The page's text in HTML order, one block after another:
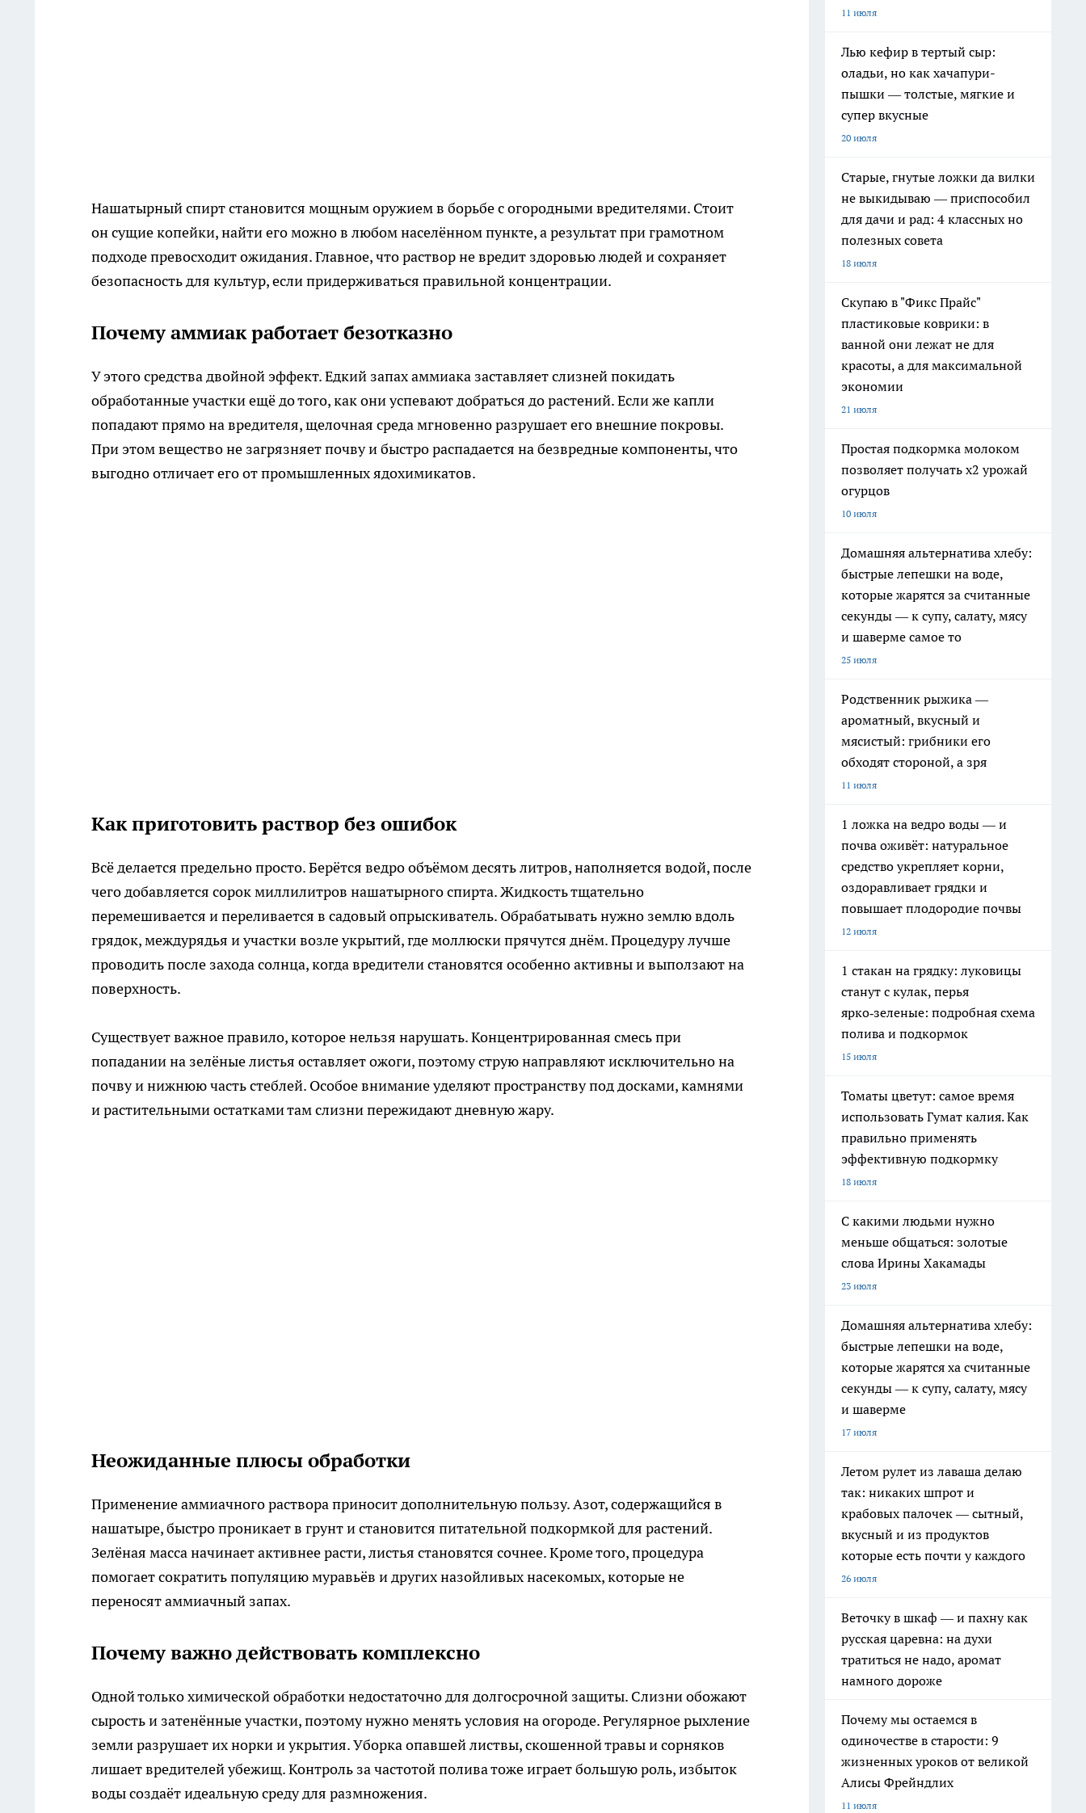
Нашатырный спирт становится мощным оружием в борьбе с огородными вредителями. Стоит
он сущие копейки, найти его можно в любом населённом пункте, а результат при грамотном
подходе превосходит ожидания. Главное, что раствор не вредит здоровью людей и сохраняет
безопасность для культур, если придерживаться правильной концентрации.
Почему аммиак работает безотказно
У этого средства двойной эффект. Едкий запах аммиака заставляет слизней покидать
обработанные участки ещё до того, как они успевают добраться до растений. Если же капли
попадают прямо на вредителя, щелочная среда мгновенно разрушает его внешние покровы.
При этом вещество не загрязняет почву и быстро распадается на безвредные компоненты, что
выгодно отличает его от промышленных ядохимикатов.
Как приготовить раствор без ошибок
Всё делается предельно просто. Берётся ведро объёмом десять литров, наполняется водой, после
чего добавляется сорок миллилитров нашатырного спирта. Жидкость тщательно
перемешивается и переливается в садовый опрыскиватель. Обрабатывать нужно землю вдоль
грядок, междурядья и участки возле укрытий, где моллюски прячутся днём. Процедуру лучше
проводить после захода солнца, когда вредители становятся особенно активны и выползают на
поверхность.
Существует важное правило, которое нельзя нарушать. Концентрированная смесь при
попадании на зелёные листья оставляет ожоги, поэтому струю направляют исключительно на
почву и нижнюю часть стеблей. Особое внимание уделяют пространству под досками, камнями
и растительными остатками там слизни пережидают дневную жару.
Неожиданные плюсы обработки
Применение аммиачного раствора приносит дополнительную пользу. Азот, содержащийся в
нашатыре, быстро проникает в грунт и становится питательной подкормкой для растений.
Зелёная масса начинает активнее расти, листья становятся сочнее. Кроме того, процедура
помогает сократить популяцию муравьёв и других назойливых насекомых, которые не
переносят аммиачный запах.
Почему важно действовать комплексно
Одной только химической обработки недостаточно для долгосрочной защиты. Слизни обожают
сырость и затенённые участки, поэтому нужно менять условия на огороде. Регулярное рыхление
земли разрушает их норки и укрытия. Уборка опавшей листвы, скошенной травы и сорняков
лишает вредителей убежищ. Контроль за частотой полива тоже играет большую роль, избыток
воды создаёт идеальную среду для размножения.
11 июля
Лью кефир в тертый сыр:
оладьи, но как хачапури-
пышки — толстые, мягкие и
супер вкусные
20 июля
Старые, гнутые ложки да вилки
не выкидываю — приспособил
для дачи и рад: 4 классных но
полезных совета
18 июля
Скупаю в "Фикс Прайс"
пластиковые коврики: в
ванной они лежат не для
красоты, а для максимальной
экономии
21 июля
Простая подкормка молоком
позволяет получать х2 урожай
огурцов
10 июля
Домашняя альтернатива хлебу:
быстрые лепешки на воде,
которые жарятся за считанные
секунды — к супу, салату, мясу
и шаверме самое то
25 июля
Родственник рыжика —
ароматный, вкусный и
мясистый: грибники его
обходят стороной, а зря
11 июля
1 ложка на ведро воды — и
почва оживёт: натуральное
средство укрепляет корни,
оздоравливает грядки и
повышает плодородие почвы
12 июля
1 стакан на грядку: луковицы
станут с кулак, перья
ярко‑зеленые: подробная схема
полива и подкормок
15 июля
Томаты цветут: самое время
использовать Гумат калия. Как
правильно применять
эффективную подкормку
18 июля
С какими людьми нужно
меньше общаться: золотые
слова Ирины Хакамады
23 июля
Домашняя альтернатива хлебу:
быстрые лепешки на воде,
которые жарятся ха считанные
секунды — к супу, салату, мясу
и шаверме
17 июля
Летом рулет из лаваша делаю
так: никаких шпрот и
крабовых палочек — сытный,
вкусный и из продуктов
которые есть почти у каждого
26 июля
Веточку в шкаф — и пахну как
русская царевна: на духи
тратиться не надо, аромат
намного дороже
Почему мы остаемся в
одиночестве в старости: 9
жизненных уроков от великой
Алисы Фрейндлих
11 июля